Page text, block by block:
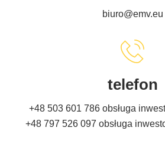
biuro@emv.eu
telefon
+48 503 601 786 obsługa
+48 797 526 097 obsługa